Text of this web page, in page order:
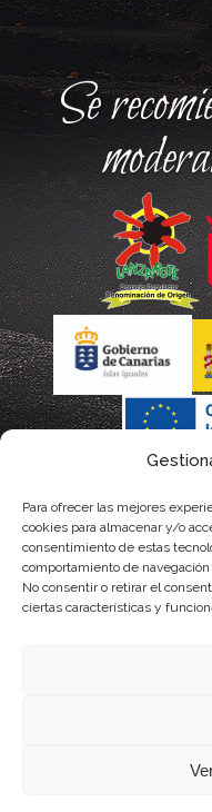
Para ofrecer las mejores
cookies para almacenar y/o
consentimiento de estas
comportamiento de
No consentir o retirar el
ciertas características y
Se
La gestión de la DOP
Regulador es
Instituto Canario